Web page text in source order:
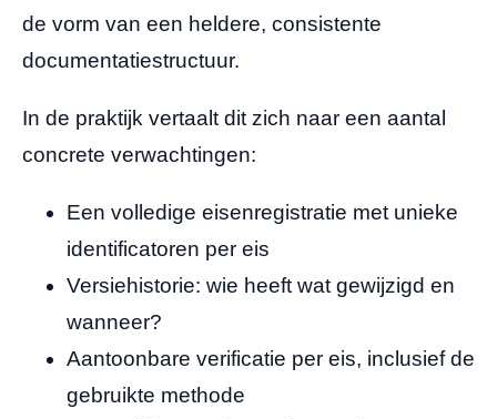
de vorm van een heldere, consistente
documentatiestructuur.
In de praktijk vertaalt dit zich naar een aantal
concrete verwachtingen:
Een volledige eisenregistratie met unieke
identificatoren per eis
Versiehistorie: wie heeft wat gewijzigd en
wanneer?
Aantoonbare verificatie per eis, inclusief de
gebruikte methode